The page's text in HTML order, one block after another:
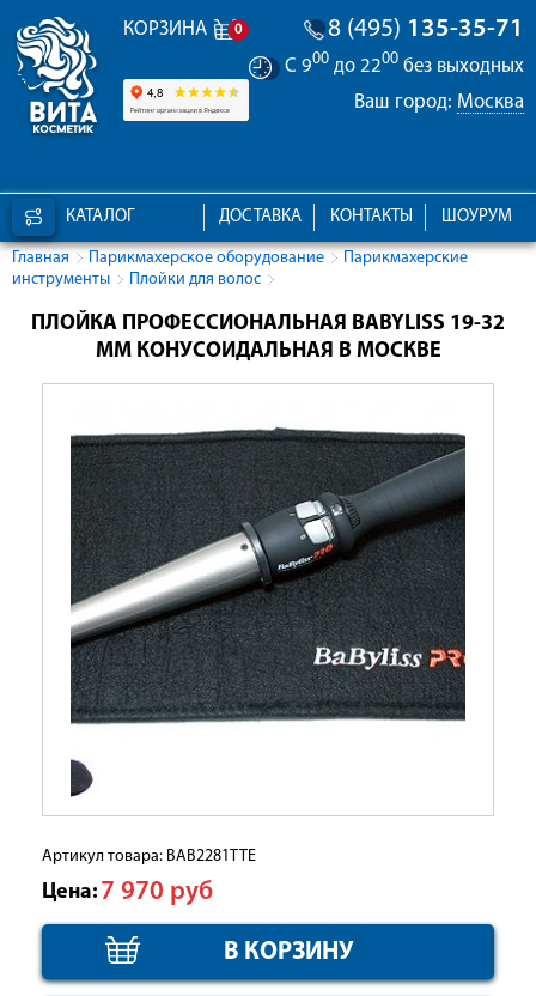
КОРЗИНА 0 8 (495) 135-35-71
С 900 до 2200 без выходных
Ваш город: Москва
КАТАЛОГ ШОУРУМ
КОНТАКТЫ
ДОСТАВКА
Главная Парикмахерское оборудование
Парикмахерские
инструменты
Плойки для волос
ПЛОЙКА ПРОФЕССИОНАЛЬНАЯ BABYLISS 19-32
ММ КОНУСОИДАЛЬНАЯ В МОСКВЕ
Артикул товара: BAB2281TTE
Цена: 7 970 руб